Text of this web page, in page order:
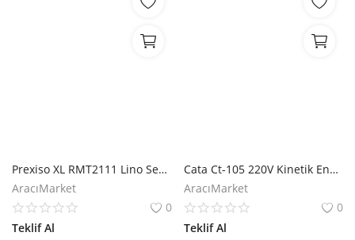
Prexiso XL RMT2111 Lino Serisi için Tripod
AracıMarket
0
Teklif Al
Cata Ct-105 220V Kinetik Enerjili Kapı Zili
AracıMarket
0
Teklif Al